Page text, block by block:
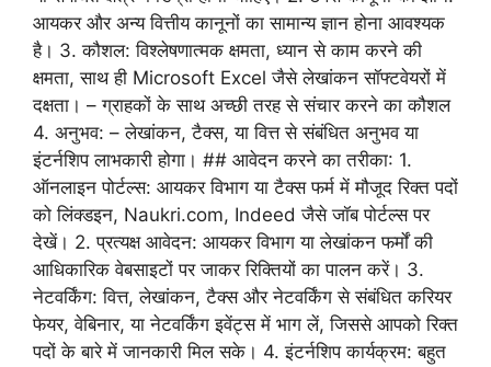
आयकर और अन्य वित्तीय कानूनों का सामान्य ज्ञान होना आवश्यक
है। 3. कौशल: विश्लेषणात्मक क्षमता, ध्यान से काम करने की
क्षमता, साथ ही Microsoft Excel जैसे लेखांकन सॉफ्टवेयरों में
दक्षता। – ग्राहकों के साथ अच्छी तरह से संचार करने का कौशल
4. अनुभव: – लेखांकन, टैक्स, या वित्त से संबंधित अनुभव या
इंटर्नशिप लाभकारी होगा। ## आवेदन करने का तरीका: 1.
ऑनलाइन पोर्टल्स: आयकर विभाग या टैक्स फर्म में मौजूद रिक्त पदों
को लिंक्डइन, Naukri.com, Indeed जैसे जॉब पोर्टल्स पर
देखें। 2. प्रत्यक्ष आवेदन: आयकर विभाग या लेखांकन फर्मों की
आधिकारिक वेबसाइटों पर जाकर रिक्तियों का पालन करें। 3.
नेटवर्किंग: वित्त, लेखांकन, टैक्स और नेटवर्किंग से संबंधित करियर
फेयर, वेबिनार, या नेटवर्किंग इवेंट्स में भाग लें, जिससे आपको रिक्त
पदों के बारे में जानकारी मिल सके। 4. इंटर्नशिप कार्यक्रम: बहुत